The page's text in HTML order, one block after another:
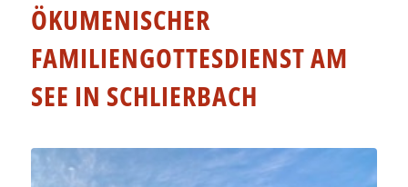
ÖKUMENISCHER
FAMILIENGOTTESDIENST AM
SEE IN SCHLIERBACH